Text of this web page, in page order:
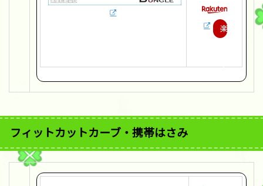
楽
で
購
フィットカットカーブ・携帯はさみ